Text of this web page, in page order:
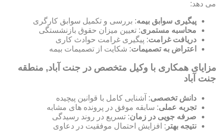
می دهد:
پیگیری سوابق بیمه: بررسی و تکمیل سوابق کارگری
محاسبه مستمری: تعیین میزان حقوق بازنشستگی
دریافت غرامت: پیگیری غرامت حوادث کاری
اعتراض به تصمیمات: شکایت از تصمیمات بیمه
مزایای همکاری با وکیل متخصص در جنت آباد, منطقه
جنت آباد
دانش تخصصی: آشنایی کامل با قوانین پیچیده
تجربه عملی: سابقه موفق در پرونده های مشابه
صرفه جویی در زمان: تسریع در روند رسیدگی
نتیجه بهتر : افزایش احتمال موفقیت در دعاوی